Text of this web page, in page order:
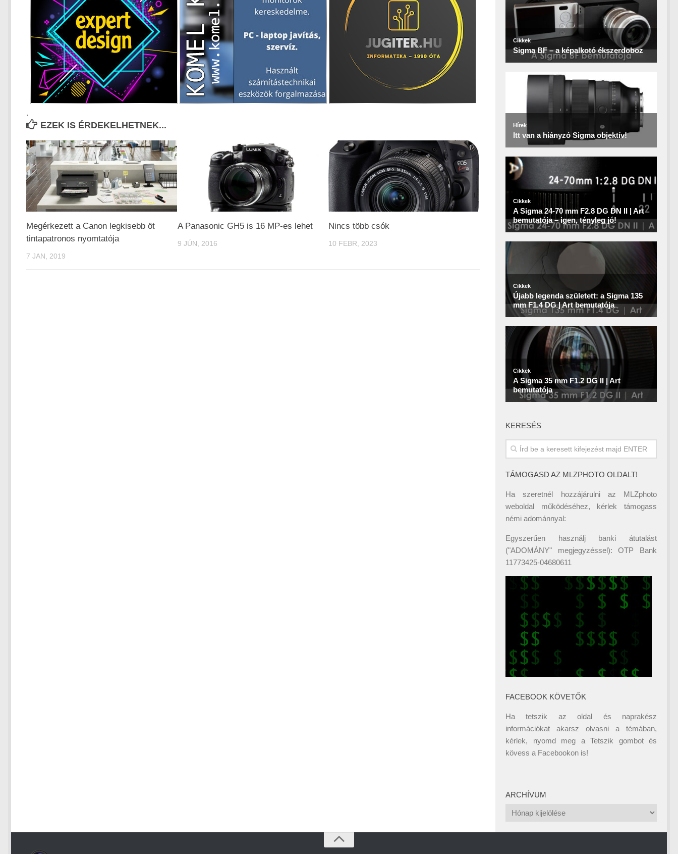
.
EZEK IS ÉRDEKELHETNEK...
Megérkezett a Canon legkisebb öt
tintapatronos nyomtatója
7 JAN, 2019
A Panasonic GH5 is 16 MP-es lehet
9 JÚN, 2016
Nincs több csók
10 FEBR, 2023
KERESÉS
TÁMOGASD AZ MLZPHOTO OLDALT!
Ha szeretnél hozzájárulni az MLZphoto
weboldal működéséhez, kérlek támogass
némi adománnyal:
Egyszerűen használj banki átutalást
("ADOMÁNY" megjegyzéssel): OTP Bank
11773425-04680611
FACEBOOK KÖVETŐK
Ha tetszik az oldal és naprakész
információkat akarsz olvasni a témában,
kérlek, nyomd meg a Tetszik gombot és
kövess a Facebookon is!
ARCHÍVUM
Archívum